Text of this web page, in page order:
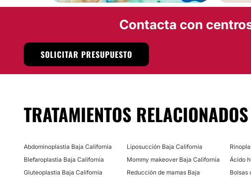
Contacta con
SOLICITAR PRESUPUESTO
TRATAMIENTOS RELACIONADOS
Abdominoplastia Baja California Liposucción Baja California
Blefaroplastia Baja California
Mommy makeover Baja California Ácido
Gluteoplastia Baja California
Reducción de mamas Baja
Bolsas